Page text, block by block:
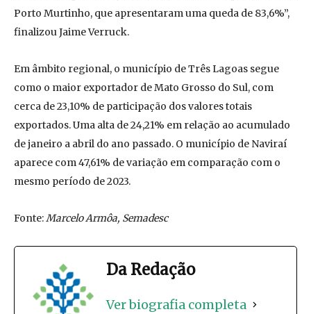
Porto Murtinho, que apresentaram uma queda de 83,6%”,
finalizou Jaime Verruck.
Em âmbito regional, o município de Três Lagoas segue
como o maior exportador de Mato Grosso do Sul, com
cerca de 23,10% de participação dos valores totais
exportados. Uma alta de 24,21% em relação ao acumulado
de janeiro a abril do ano passado. O município de Naviraí
aparece com 47,61% de variação em comparação com o
mesmo período de 2023.
Fonte:Marcelo Armôa, Semadesc
Da Redação
Ver biografia completa